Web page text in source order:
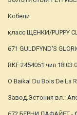
Кобели
класс ЩЕНКИ/PUPPY
671 GULDFYND'S
RKF 2454051 чип
O Baikal Du Bois De La
Завод.Эстония вл.: